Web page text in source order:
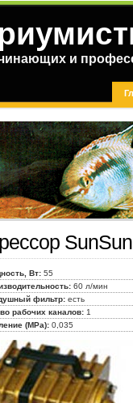
и
Вт: 55
60 л/мин
фильтр: есть
рабочих каналов: 1
(MPa): 0,035